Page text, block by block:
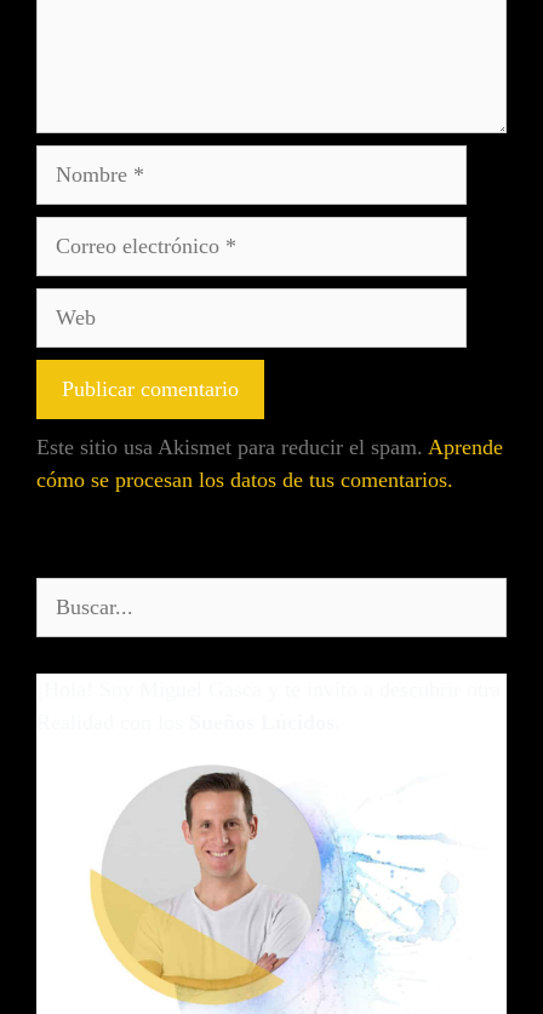
Este sitio usa Akismet para reducir el spam. Aprende
cómo se procesan los datos de tus comentarios.